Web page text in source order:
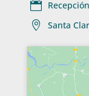


Santa